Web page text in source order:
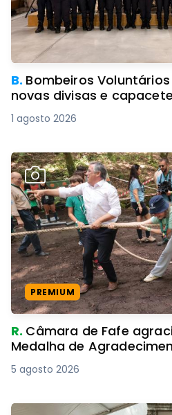
B. Bombeiros
novas divisas e
1 agosto 2026
PREMIUM
R. Câmara de Fafe
Medalha de
5 agosto 2026